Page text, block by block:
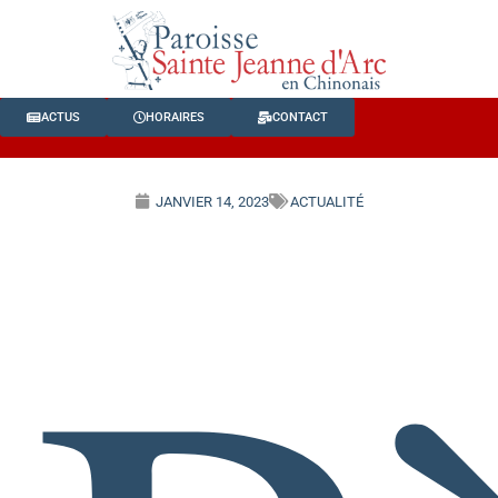
ACTUS HORAIRES CONTACT
JANVIER 14, 2023 ACTUALITÉ